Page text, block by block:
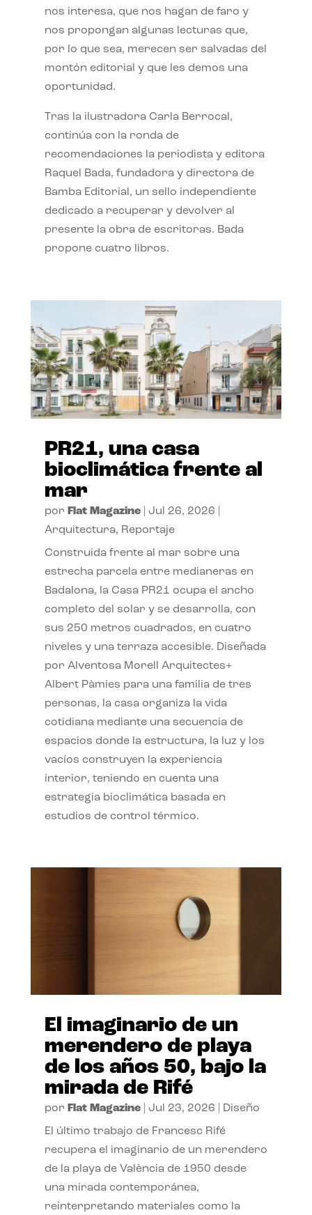
nos interesa, que nos hagan de faro y
nos propongan algunas lecturas que,
por lo que sea, merecen ser salvadas del
montón editorial y que les demos una
oportunidad.
Tras la ilustradora Carla Berrocal,
continúa con la ronda de
recomendaciones la periodista y editora
Raquel Bada, fundadora y directora de
Bamba Editorial, un sello independiente
dedicado a recuperar y devolver al
presente la obra de escritoras. Bada
propone cuatro libros.
PR21, una casa
bioclimática frente al
mar
por Flat Magazine| Jul 26, 2026
Arquitectura, Reportaje
Construida frente al mar sobre una
estrecha parcela entre medianeras en
Badalona, la Casa PR21 ocupa el ancho
completo del solar y se desarrolla, con
sus 250 metros cuadrados, en cuatro
niveles y una terraza accesible. Diseñada
por Alventosa Morell Arquitectes+
Albert Pàmies para una familia de tres
personas, la casa organiza la vida
cotidiana mediante una secuencia de
espacios donde la estructura, la luz y los
vacíos construyen la experiencia
interior, teniendo en cuenta una
estrategia bioclimática basada en
estudios de control térmico.
El imaginario de un
merendero de playa
de los años 50, bajo la
mirada de Rifé
por Flat Magazine| Jul 23, 2026 Diseño
El último trabajo de Francesc Rifé
recupera el imaginario de un merendero
de la playa de València de 1950 desde
una mirada contemporánea,
reinterpretando materiales como la